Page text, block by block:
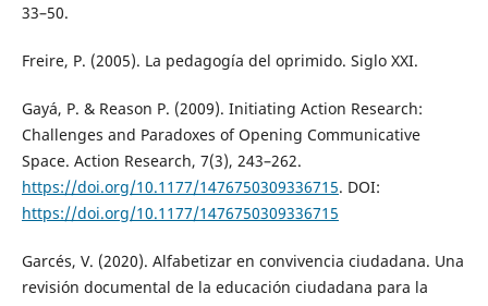
33–50.
Freire, P. (2005). La pedagogía del oprimido. Siglo XXI.
Gayá, P. & Reason P. (2009). Initiating Action Research:
Challenges and Paradoxes of Opening Communicative
Space. Action Research, 7(3), 243–262.
https://doi.org/10.1177/1476750309336715. DOI:
https://doi.org/10.1177/1476750309336715
Garcés, V. (2020). Alfabetizar en convivencia ciudadana. Una
revisión documental de la educación ciudadana para la